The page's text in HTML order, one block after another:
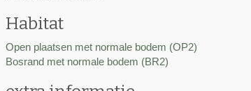
Habitat
Open plaatsen met normale bodem (OP2)
Bosrand met normale bodem (BR2)